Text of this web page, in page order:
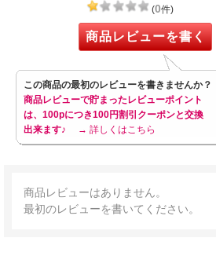
(0件)
商品レビューを書く
この商品の最初のレビューを書きませんか？
商品レビューで貯まったレビューポイント
は、100pにつき100円割引クーポンと交換
出来ます♪
→ 詳しくはこちら
商品レビューはありません。
最初のレビューを書いてください。